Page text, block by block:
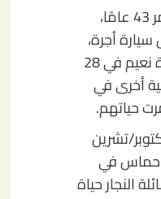
رفع الأب البالغ من العمر 43 عامًا،
أجرة،
شهادة طبية تؤكد وفاة نعيم في 28
– ضحية أخرى في
حياتهم.
تشرين
توغل حماس في
النجار حياة